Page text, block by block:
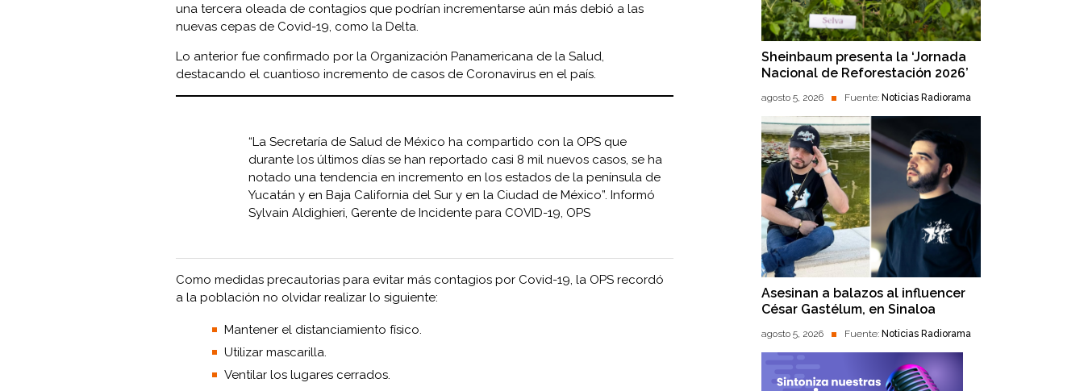
una tercera oleada de contagios que podrían incrementarse aún más debió a las
nuevas cepas de Covid-19, como la Delta.
Lo anterior fue confirmado por la Organización Panamericana de la Salud,
destacando el cuantioso incremento de casos de Coronavirus en el país.
“La Secretaría de Salud de México ha compartido con la OPS que
durante los últimos días se han reportado casi 8 mil nuevos casos, se ha
notado una tendencia en incremento en los estados de la península de
Yucatán y en Baja California del Sur y en la Ciudad de México”. Informó
Sylvain Aldighieri, Gerente de Incidente para COVID-19, OPS
Como medidas precautorias para evitar más contagios por Covid-19, la OPS recordó
a la población no olvidar realizar lo siguiente:
Mantener el distanciamiento físico.
Utilizar mascarilla.
Ventilar los lugares cerrados.
Sheinbaum presenta la ‘Jornada
Nacional de Reforestación 2026’
agosto 5, 2026 Fuente: Noticias Radiorama
Asesinan a balazos al influencer
César Gastélum, en Sinaloa
agosto 5, 2026 Fuente: Noticias Radiorama